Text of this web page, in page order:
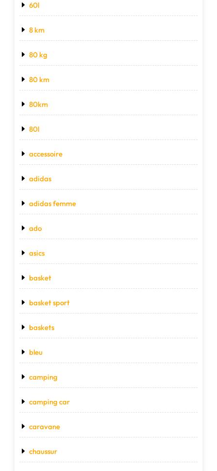
60l
8 km
80 kg
80 km
80km
80l
accessoire
adidas
adidas femme
ado
asics
basket
basket sport
baskets
bleu
camping
camping car
caravane
chaussur